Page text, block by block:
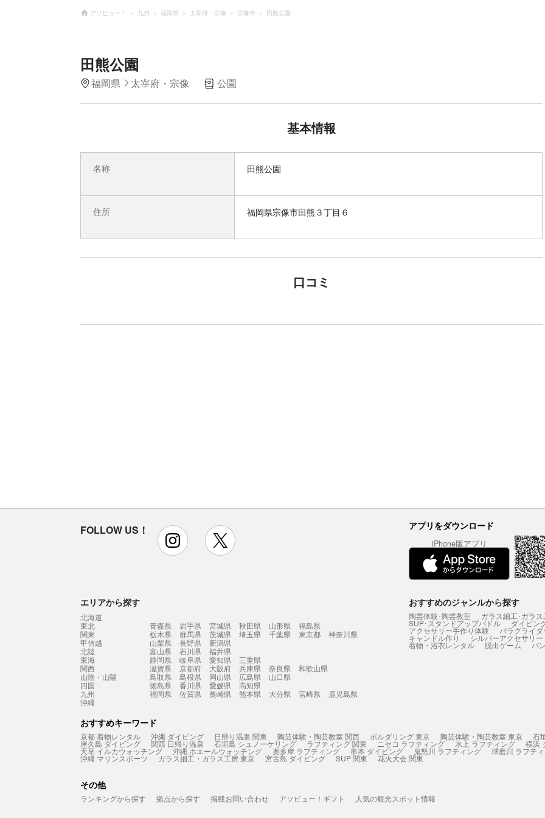
アソビュー！ 九州 福岡県 太宰府・宗像 宗像市 田熊公園
田熊公園
福岡県 太宰府・宗像 公園
基本情報
名称 田熊公園
住所 福岡県宗像市田熊３丁目６
口コミ
FOLLOW US！ instagram アプリをダウンロード
iPhone版アプリ
エリアから探す
北海道
東北
青森県 岩手県 宮城県 秋田県 山形県
福島県
関東
栃木県 群馬県 茨城県 埼玉県 千葉県 東京都
神奈川県
甲信越
山梨県 長野県
新潟県
北陸
富山県 石川県
福井県
東海
静岡県 岐阜県 愛知県
三重県
関西
滋賀県 京都府 大阪府 兵庫県 奈良県
和歌山県
山陰・山陽
鳥取県 島根県 岡山県 広島県
山口県
四国
徳島県 香川県 愛媛県
高知県
九州
福岡県 佐賀県 長崎県 熊本県 大分県 宮崎県
鹿児島県
沖縄
おすすめのジャンルから探す
陶芸体験･陶芸教室 ガラス細工･ガラ
SUP･スタンドアップパドル ダイビン
アクセサリー手作り体験 パラグライダ
キャンドル作り シルバーアクセサリ
着物・浴衣レンタル 脱出ゲーム バ
おすすめキーワード
京都 着物レンタル 沖縄 ダイビング 日帰り温泉 関東 陶芸体験・陶芸教室 関西 ボルダリング 東京 陶芸体験・陶芸教室 東京 石
屋久島 ダイビング 関西 日帰り温泉 石垣島 シュノーケリング ラフティング 関東 ニセコ ラフティング 水上 ラフティング 横浜
天草 イルカウォッチング 沖縄 ホエールウォッチング 奥多摩 ラフティング 串本 ダイビング 鬼怒川 ラフティング 球磨川 ラフテ
沖縄 マリンスポーツ ガラス細工・ガラス工房 東京 宮古島 ダイビング SUP 関東 花火大会 関東
その他
ランキングから探す 拠点から探す 掲載お問い合わせ アソビュー！ギフト 人気の観光スポット情報